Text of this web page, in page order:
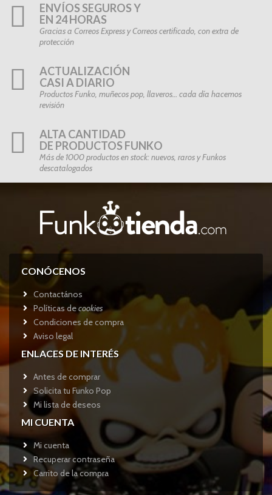
ENVÍOS SEGUROS Y
EN 24 HORAS
Gracias a Correos Express y Correos certificado, con extra de
protección
ACTUALIZACIÓN
CASI A DIARIO
Productos Funko, muñecos pop, llaveros… cada día hacemos
revisión
ALTA CANTIDAD
DE PRODUCTOS FUNKO
Más de 1000 productos en stock: nuevos, raros y Funkos
descatalogados
CONÓCENOS
Contactános
Políticas decookies
Condiciones de compra
Aviso legal
ENLACES DE INTERÉS
Antes de comprar
Solicita tu Funko Pop
Mi lista de deseos
MI CUENTA
Mi cuenta
Recuperar contraseña
Carrito de la compra